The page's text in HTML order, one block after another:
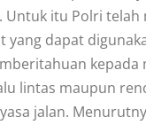
Untuk itu Polri telah
yang dapat
kepada
lintas maupun
jalan.